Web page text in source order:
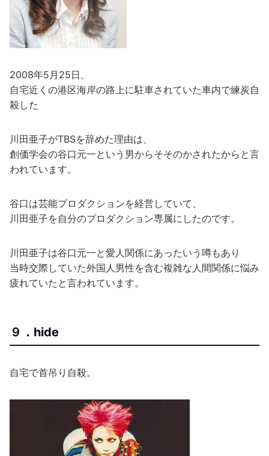
2008年5月25日、
自宅近くの港区海岸の路上に駐車されていた車内で練炭自
殺した
川田亜子がTBSを辞めた理由は、
創価学会の谷口元一という男からそそのかされたからと言
われています。
谷口は芸能プロダクションを経営していて、
川田亜子を自分のプロダクション専属にしたのです。
川田亜子は谷口元一と愛人関係にあったいう噂もあり
当時交際していた外国人男性を含む複雑な人間関係に悩み
疲れていたと言われています。
９．hide
自宅で首吊り自殺。